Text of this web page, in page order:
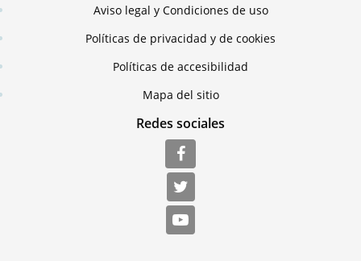
Aviso legal y Condiciones de uso
Políticas de privacidad y de cookies
Políticas de accesibilidad
Mapa del sitio
Redes sociales